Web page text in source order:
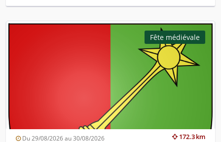
Fête médiévale
172.3 km
Du 29/08/2026 au 30/08/2026